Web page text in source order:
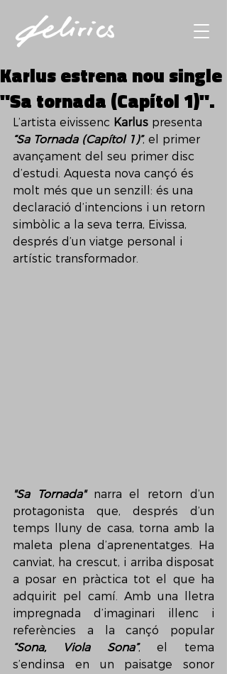
Karlus estrena nou single
"Sa tornada (Capítol 1)".
L’artista eivissenc Karlus presenta
“Sa Tornada (Capítol 1)”, el primer
avançament del seu primer disc
d’estudi. Aquesta nova cançó és
molt més que un senzill: és una
declaració d’intencions i un retorn
simbòlic a la seva terra, Eivissa,
després d’un viatge personal i
artístic transformador.
"Sa Tornada" narra el retorn d’un
protagonista que, després d’un
temps lluny de casa, torna amb la
maleta plena d’aprenentatges. Ha
canviat, ha crescut, i arriba disposat
a posar en pràctica tot el que ha
adquirit pel camí. Amb una lletra
impregnada d’imaginari illenc i
“Sona, Viola Sona”, el tema
s’endinsa en un paisatge sonor